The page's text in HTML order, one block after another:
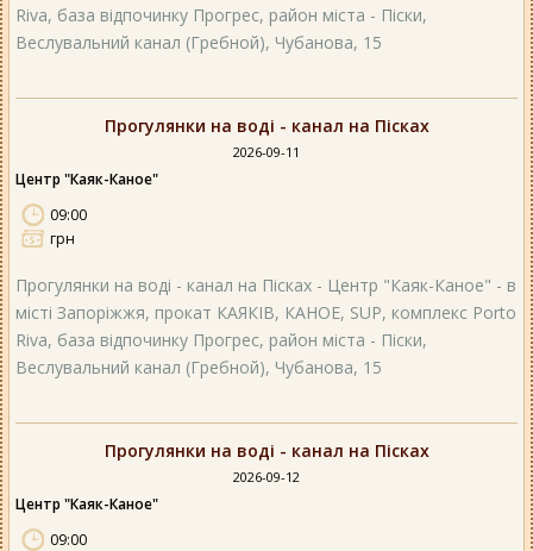
Riva, база відпочинку Прогрес, район міста - Піски,
Веслувальний канал (Гребной), Чубанова, 15
Прогулянки на воді - канал на Пісках
2026-09-11
Центр "Каяк-Каное"
09:00
грн
Прогулянки на воді - канал на Пісках - Центр "Каяк-Каное" - в
місті Запоріжжя, прокат КАЯКІВ, КАНОЕ, SUP, комплекс Porto
Riva, база відпочинку Прогрес, район міста - Піски,
Веслувальний канал (Гребной), Чубанова, 15
Прогулянки на воді - канал на Пісках
2026-09-12
Центр "Каяк-Каное"
09:00